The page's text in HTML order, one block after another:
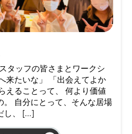
タッフの皆さまとワークシ
来たいな」 「出会えてよか
えることって、 何より価値
。 自分にとって、そんな居場
し、 […]